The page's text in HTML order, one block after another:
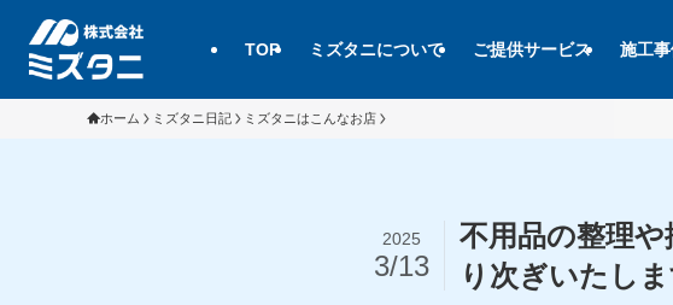
TOP ミズタニについて ご提供サービス 施工
ホーム ミズタニ日記 ミズタニはこんなお店
不用品の整理
り次ぎいたし
2025
3/13